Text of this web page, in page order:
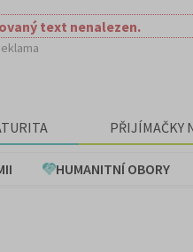
text nenalezen.
PŘIJÍMAČKY
HUMANITNÍ OBORY